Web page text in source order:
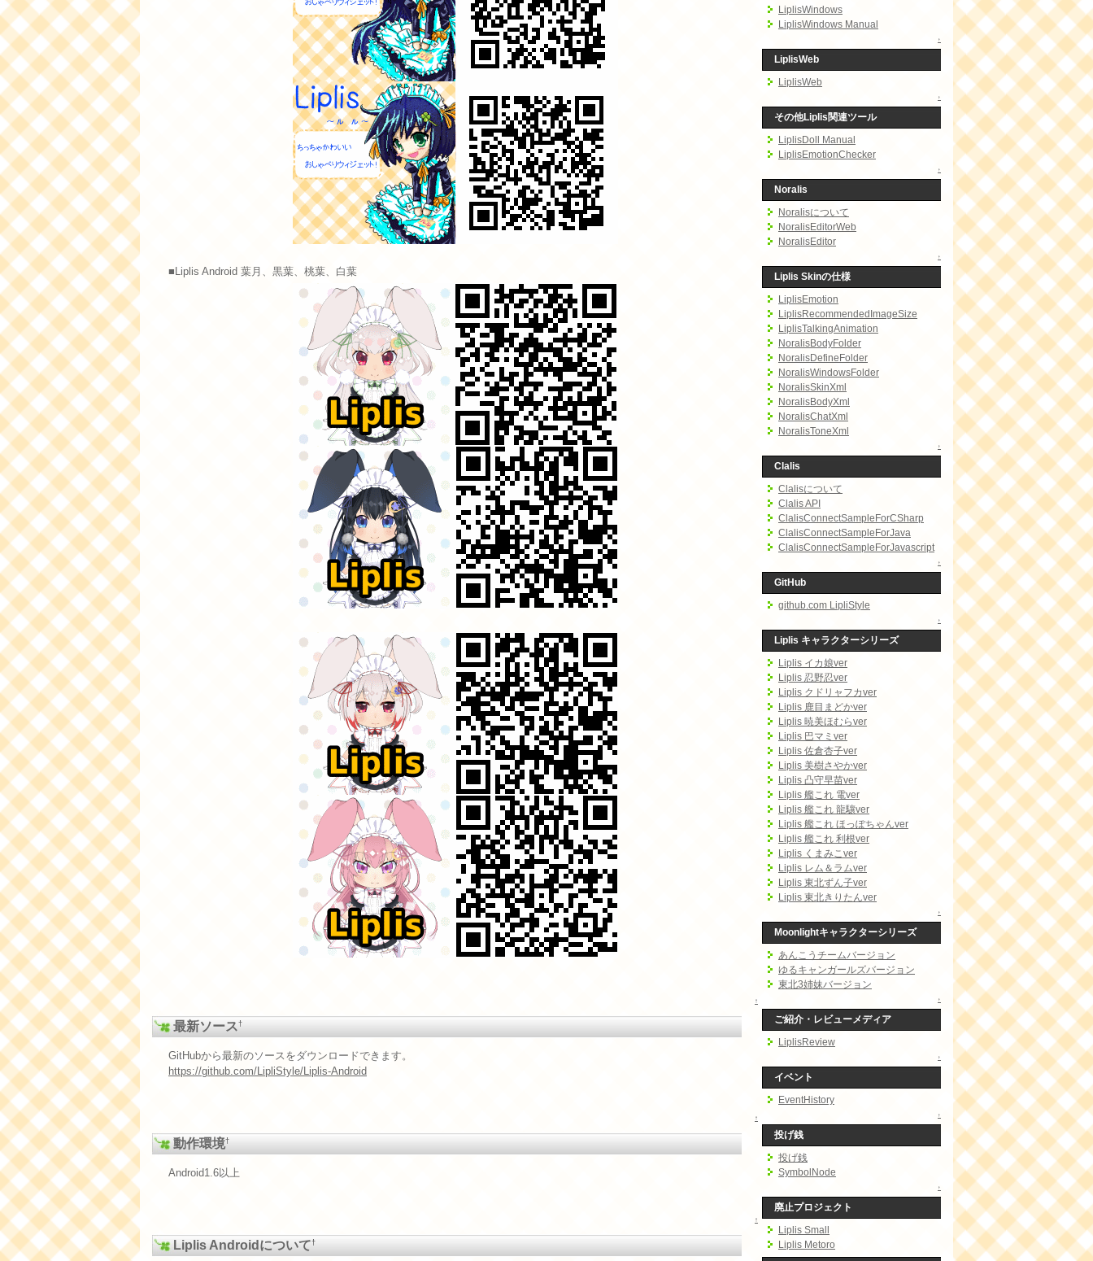
■Liplis Android 葉月、黒葉、桃葉、白葉
↑
最新ソース†
GitHubから最新のソースをダウンロードできます。
https://github.com/LipliStyle/Liplis-Android
↑
動作環境†
Android1.6以上
↑
Liplis Androidについて†
LiplisWindows
LiplisWindows Manual
↑
LiplisWeb
LiplisWeb
↑
その他Liplis関連ツール
LiplisDoll Manual
LiplisEmotionChecker
↑
Noralis
Noralisについて
NoralisEditorWeb
NoralisEditor
↑
Liplis Skinの仕様
LiplisEmotion
LiplisRecommendedImageSize
LiplisTalkingAnimation
NoralisBodyFolder
NoralisDefineFolder
NoralisWindowsFolder
NoralisSkinXml
NoralisBodyXml
NoralisChatXml
NoralisToneXml
↑
Clalis
Clalisについて
Clalis API
ClalisConnectSampleForCSharp
ClalisConnectSampleForJava
ClalisConnectSampleForJavascript
↑
GitHub
github.com LipliStyle
↑
Liplis キャラクターシリーズ
Liplis イカ娘ver
Liplis 忍野忍ver
Liplis クドリャフカver
Liplis 鹿目まどかver
Liplis 暁美ほむらver
Liplis 巴マミver
Liplis 佐倉杏子ver
Liplis 美樹さやかver
Liplis 凸守早苗ver
Liplis 艦これ 電ver
Liplis 艦これ 龍驤ver
Liplis 艦これ ほっぽちゃんver
Liplis 艦これ 利根ver
Liplis くまみこver
Liplis レム＆ラムver
Liplis 東北ずん子ver
Liplis 東北きりたんver
↑
Moonlightキャラクターシリーズ
あんこうチームバージョン
ゆるキャンガールズバージョン
東北3姉妹バージョン
↑
ご紹介・レビューメディア
LiplisReview
↑
イベント
EventHistory
↑
投げ銭
投げ銭
SymbolNode
↑
廃止プロジェクト
Liplis Small
Liplis Metoro